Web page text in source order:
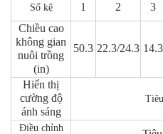
Số kệ 1 2 3
Chiều cao
không gian
nuôi trồng
(in)
50.3 22.3/24.3 14.3
Hiển thị
cường độ
ánh sáng
Điều chỉnh